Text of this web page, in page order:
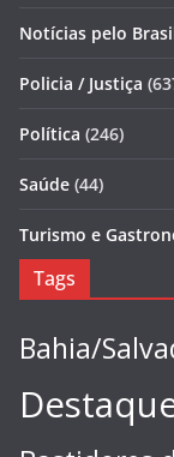
Notícias pelo
Policia / Justiça
Política (246)
Saúde (44)
Turismo e
Tags
Bahia/